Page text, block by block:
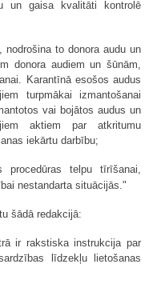
un gaisa kvalitāti kontrolē
to donora audu un
donora audiem un šūnām,
Karantīnā esošos audus
turpmākai izmantošanai
vai bojātos audus un
aktiem par atkritumu
iekārtu darbību;
telpu tīrīšanai,
nestandarta situācijās."
šādā redakcijā:
ir rakstiska instrukcija par
līdzekļu lietošanas